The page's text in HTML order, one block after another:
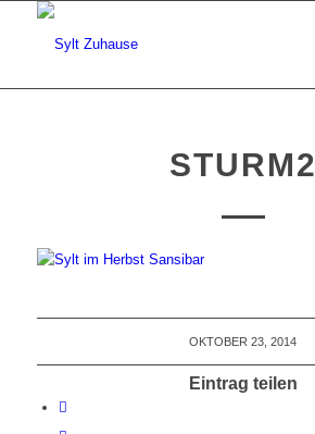
STURM2
OKTOBER 23, 2014
Eintrag teilen